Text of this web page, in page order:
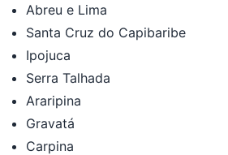
Abreu e Lima
Santa Cruz do Capibaribe
Ipojuca
Serra Talhada
Araripina
Gravatá
Carpina